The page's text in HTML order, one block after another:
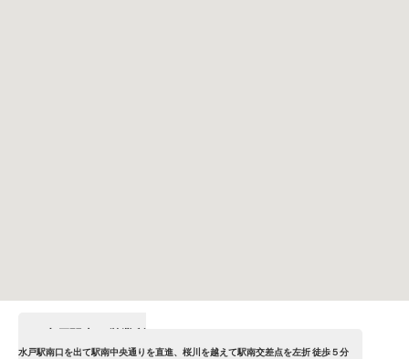
水戸駅南口営業所
水戸駅南口を出て駅南中央通りを直進、桜川を越えて駅南交差点を左折 徒歩５分